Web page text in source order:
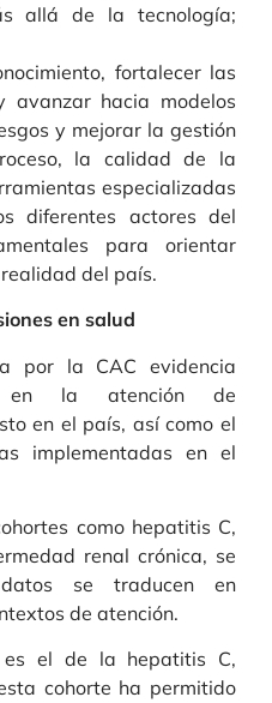
allá de la tecnología;
fortalecer las
avanzar hacia modelos
y mejorar la gestión
la calidad de la
especializadas
diferentes actores del
para orientar
del país.
en salud
por la CAC evidencia
en la atención de
en el país, así como el
implementadas en el
como hepatitis C,
renal crónica, se
se traducen en
de atención.
es el de la hepatitis C,
cohorte ha permitido